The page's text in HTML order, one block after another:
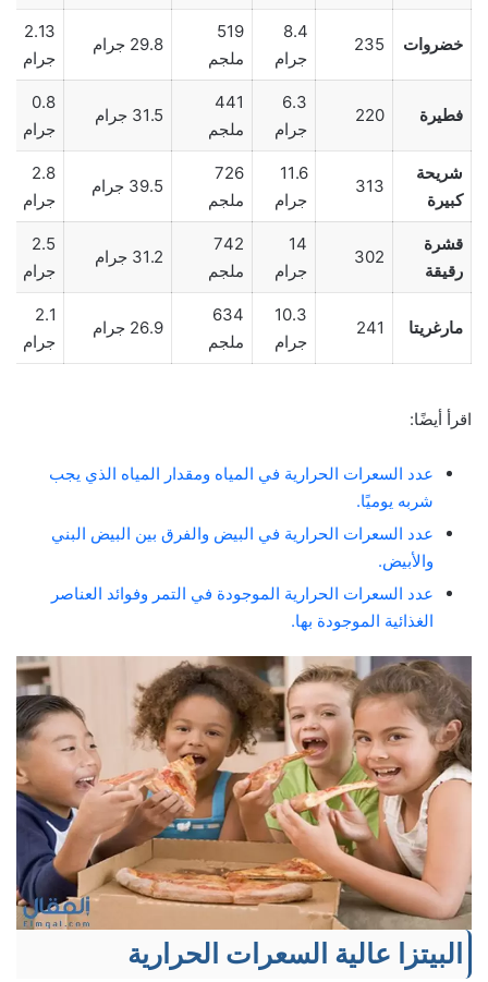
خضروات 235
8.4
جرام
519
ملجم
29.8 جرام
2.13
جرام
فطيرة 220
6.3
جرام
441
ملجم
31.5 جرام
0.8
جرام
شريحة
كبيرة
313
11.6
جرام
726
ملجم
39.5 جرام
2.8
جرام
قشرة
رقيقة
302
14
جرام
742
ملجم
31.2 جرام
2.5
جرام
مارغريتا 241
10.3
جرام
634
ملجم
26.9 جرام
2.1
جرام
اقرأ أيضًا:
عدد السعرات الحرارية في المياه ومقدار المياه الذي يجب
شربه يوميًا.
عدد السعرات الحرارية في البيض والفرق بين البيض البني
والأبيض.
عدد السعرات الحرارية الموجودة في التمر وفوائد العناصر
الغذائية الموجودة بها.
البيتزا عالية السعرات الحرارية